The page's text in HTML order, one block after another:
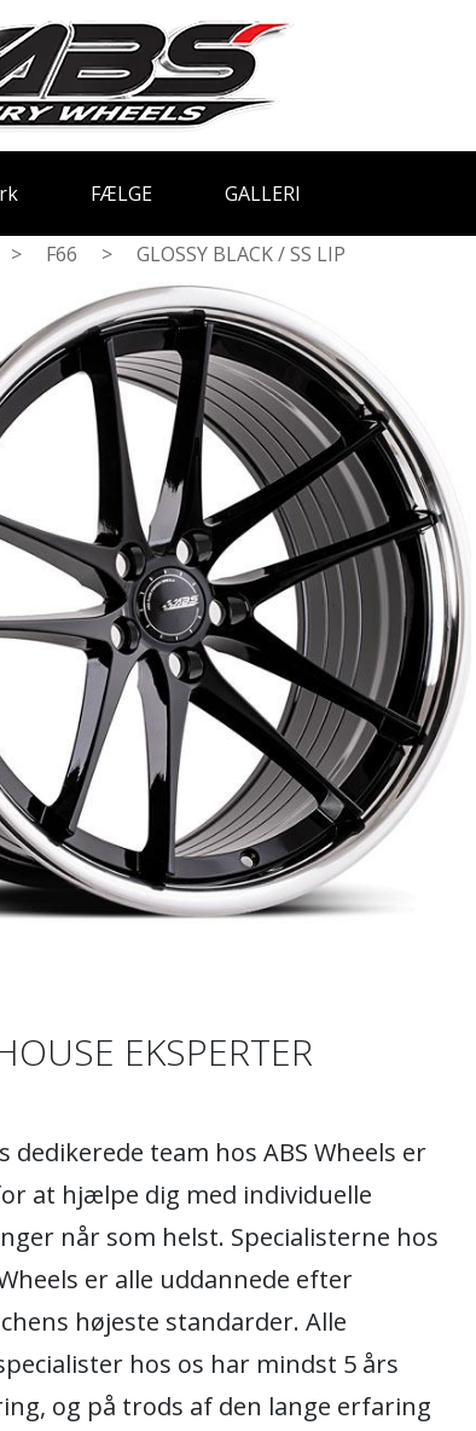
FÆLGE GALLERI
> F66 > GLOSSY BLACK / SS LIP
EKSPERTER
dedikerede team hos ABS Wheels er
at hjælpe dig med individuelle
når som helst. Specialisterne hos
er alle uddannede efter
højeste standarder. Alle
hos os har mindst 5 års
og på trods af den lange erfaring